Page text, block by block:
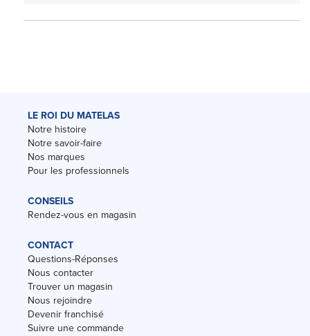
LE ROI DU MATELAS
Notre histoire
Notre savoir-faire
Nos marques
Pour les professionnels
CONSEILS
Rendez-vous en magasin
CONTACT
Questions-Réponses
Nous contacter
Trouver un magasin
Nous rejoindre
Devenir franchisé
Suivre une commande